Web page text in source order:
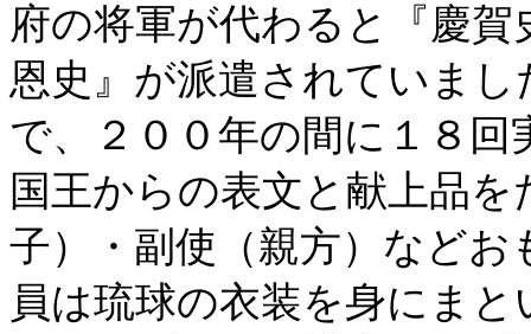
府の将軍が代わると『慶
恩史』が派遣されていま
で、２００年の間に１８
国王からの表文と献上品
子）・副使（親方）など
員は琉球の衣装を身にま